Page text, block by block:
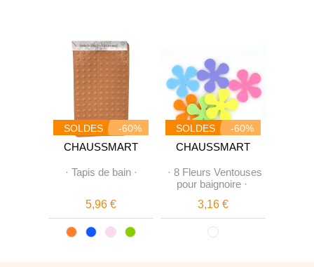
SOLDES -60%
CHAUSSMART
· Tapis de bain·
5,96 €
SOLDES -60%
CHAUSSMART
· 8 Fleurs Ventouses
pour baignoire·
3,16 €